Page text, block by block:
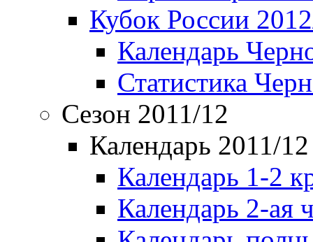
Кубок России
Календарь
Статистика
Сезон 2011/12
Календарь 2011/12
Календарь 1-2
Календарь 2-ая